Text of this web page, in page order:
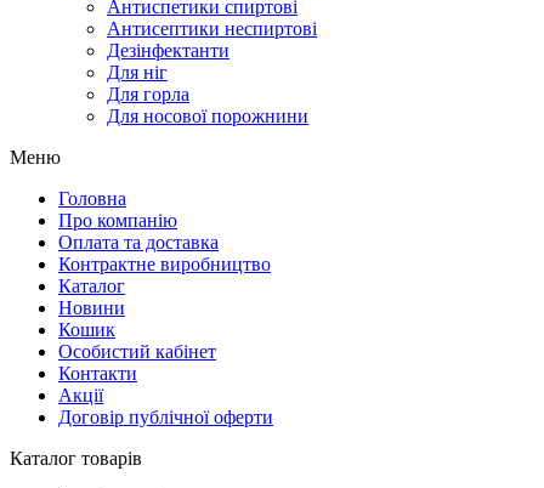
Антиспетики спиртові
Антисептики неспиртові
Дезінфектанти
Для ніг
Для горла
Для носової порожнини
Меню
Головна
Про компанію
Оплата та доставка
Контрактне виробництво
Каталог
Новини
Кошик
Особистий кабінет
Контакти
Акції
Договір публічної оферти
Каталог товарів